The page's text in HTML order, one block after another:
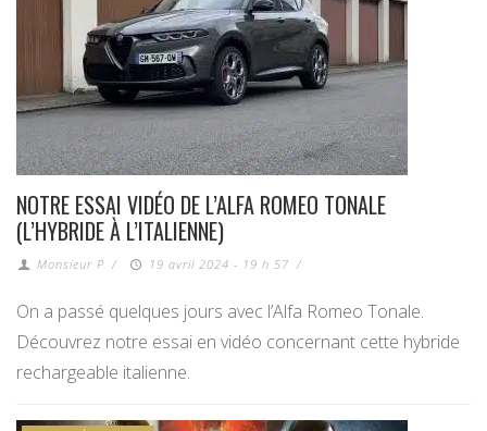
NOTRE ESSAI VIDÉO DE L’ALFA ROMEO TONALE
(L’HYBRIDE À L’ITALIENNE)
Monsieur P / 19 avril 2024 - 19 h 57 /
On a passé quelques jours avec l’Alfa Romeo Tonale.
Découvrez notre essai en vidéo concernant cette hybride
rechargeable italienne.